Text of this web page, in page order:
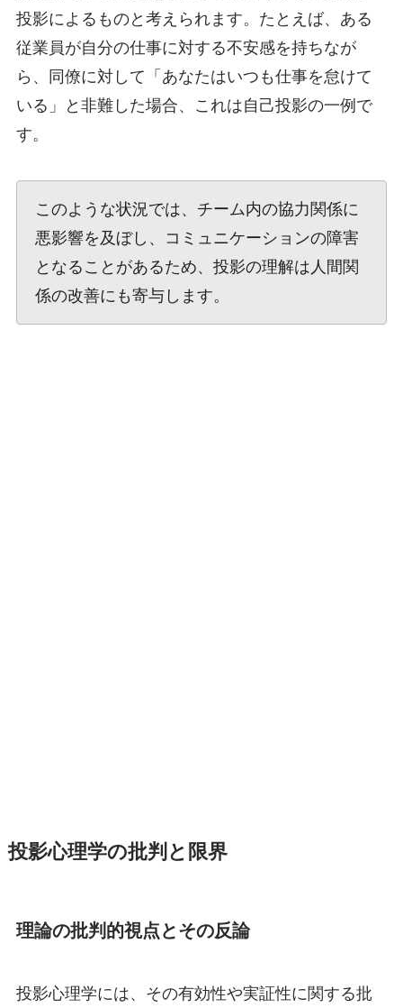
投影によるものと考えられます。たとえば、ある
従業員が自分の仕事に対する不安感を持ちなが
ら、同僚に対して「あなたはいつも仕事を怠けて
いる」と非難した場合、これは自己投影の一例で
す。
このような状況では、チーム内の協力関係に
悪影響を及ぼし、コミュニケーションの障害
となることがあるため、投影の理解は人間関
係の改善にも寄与します。
投影心理学の批判と限界
理論の批判的視点とその反論
投影心理学には、その有効性や実証性に関する批